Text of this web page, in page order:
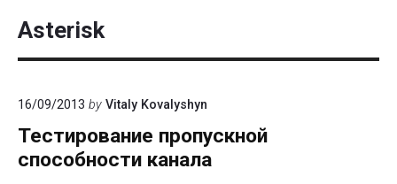
Asterisk
16/09/2013 by Vitaly Kovalyshyn
Тестирование пропускной
способности канала